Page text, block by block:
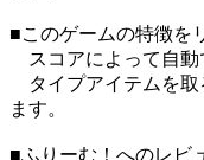
■このゲームの特徴を
スコアによって自動
タイプアイテムを取
ます。
■ふりーむ！へのレビ